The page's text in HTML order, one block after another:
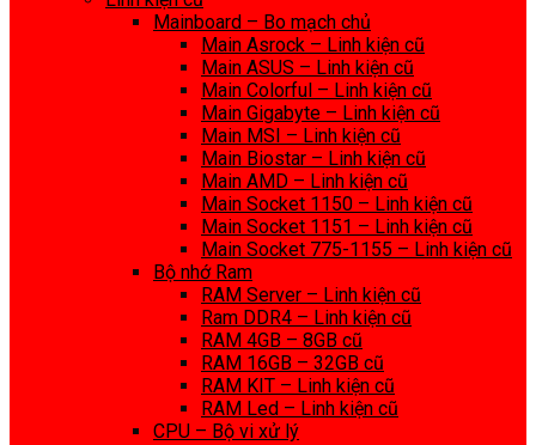
Mainboard – Bo mạch chủ
Main Asrock – Linh kiện cũ
Main ASUS – Linh kiện cũ
Main Colorful – Linh kiện cũ
Main Gigabyte – Linh kiện cũ
Main MSI – Linh kiện cũ
Main Biostar – Linh kiện cũ
Main AMD – Linh kiện cũ
Main Socket 1150 – Linh kiện cũ
Main Socket 1151 – Linh kiện cũ
Main Socket 775-1155 – Linh kiện cũ
Bộ nhớ Ram
RAM Server – Linh kiện cũ
Ram DDR4 – Linh kiện cũ
RAM 4GB – 8GB cũ
RAM 16GB – 32GB cũ
RAM KIT – Linh kiện cũ
RAM Led – Linh kiện cũ
CPU – Bộ vi xử lý